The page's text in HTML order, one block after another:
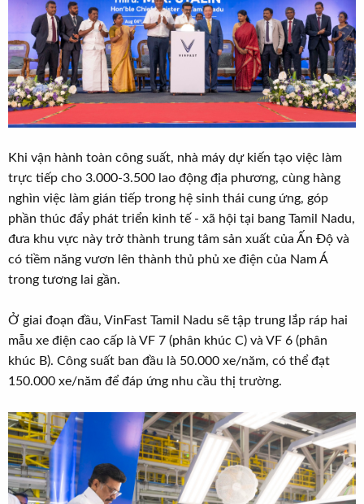
Khi vận hành toàn công suất, nhà máy dự kiến tạo việc làm
trực tiếp cho 3.000-3.500 lao động địa phương, cùng hàng
nghìn việc làm gián tiếp trong hệ sinh thái cung ứng, góp
phần thúc đẩy phát triển kinh tế - xã hội tại bang Tamil Nadu,
đưa khu vực này trở thành trung tâm sản xuất của Ấn Độ và
có tiềm năng vươn lên thành thủ phủ xe điện của Nam Á
trong tương lai gần.
Ở giai đoạn đầu, VinFast Tamil Nadu sẽ tập trung lắp ráp hai
mẫu xe điện cao cấp là VF 7 (phân khúc C) và VF 6 (phân
khúc B). Công suất ban đầu là 50.000 xe/năm, có thể đạt
150.000 xe/năm để đáp ứng nhu cầu thị trường.